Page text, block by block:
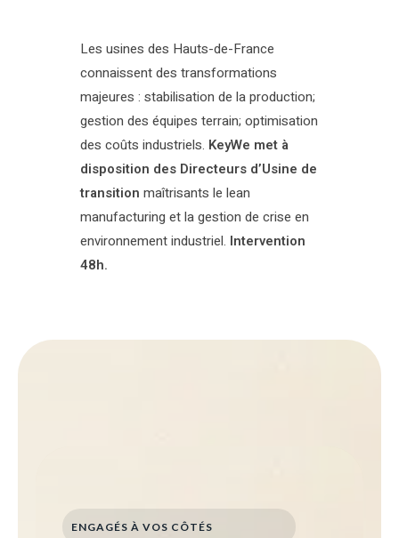
Les usines des Hauts-de-France
connaissent des transformations
majeures : stabilisation de la production;
gestion des équipes terrain; optimisation
des coûts industriels. KeyWe met à
disposition des Directeurs d’Usine de
transition maîtrisants le lean
manufacturing et la gestion de crise en
environnement industriel. Intervention
48h.
ENGAGÉS À VOS CÔTÉS